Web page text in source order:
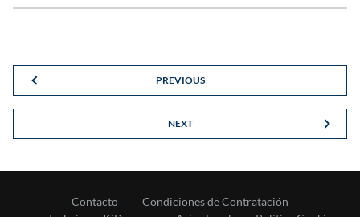
PREVIOUS
NEXT
Contacto
Condiciones de Contratación